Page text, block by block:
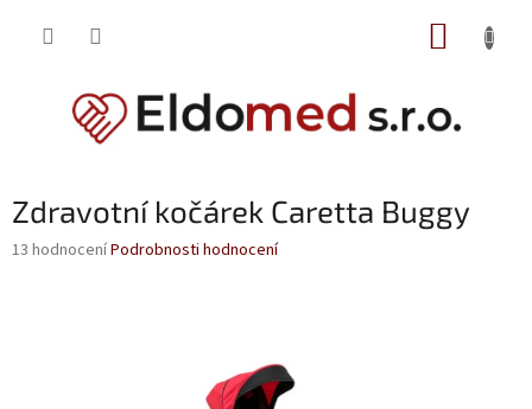
Zdravotní kočárek Caretta Buggy
Průměrné
13 hodnoceníPodrobnosti hodnocení